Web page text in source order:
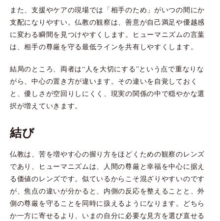
また、支援やケアの現場では「相手のため」がいつの間にか
支配になりやすい。仏教の観察は、善意が自己満足や優越感
に変わる瞬間を見つけやすくします。ヒューマニズムの言葉
は、相手の尊厳を守る最低ラインを共有しやすくします。
結局のところ、両者は“人を大切にする”という点で重なりな
がら、中心の置き方が違います。その違いを自覚しておく
と、優しさが空回りしにくく、現実の関係の中で穏やかな選
択が増えていきます。
結び
仏教は、苦を増やす心の握り方をほどくための観察のレンズ
であり、ヒューマニズムは、人間の尊厳と幸福を中心に据え
る価値のレンズです。似ているからこそ混ざりやすいのです
が、焦点の違いが分かると、内側の反応を整えることと、外
側の尊厳を守ることを同時に扱えるようになります。どちら
か一方に寄せるより、いまの自分に必要な見方を選び直せる